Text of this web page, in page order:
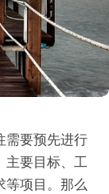
需要预先进行
主要目标、工
等项目。那么